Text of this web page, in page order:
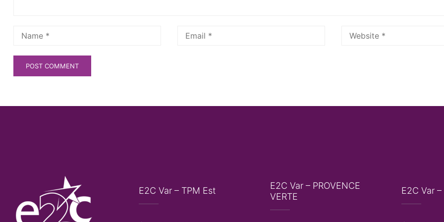
E2C Var – TPM Est
E2C Var – PROVENCE
VERTE
E2C Var –